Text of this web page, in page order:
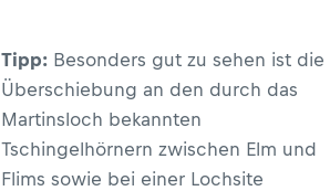
Tipp: Besonders gut zu sehen ist die
Überschiebung an den durch das
Martinsloch bekannten
Tschingelhörnern zwischen Elm und
Flims sowie bei einer Lochsite